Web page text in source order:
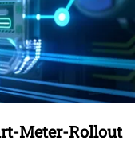
Meter-Rollout